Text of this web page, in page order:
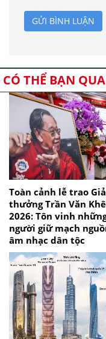
GỬI BÌNH LUẬN
CÓ THỂ BẠN
Toàn cảnh lễ trao
thưởng Trần Văn Khê
2026: Tôn vinh
người giữ mạch
âm nhạc dân tộc